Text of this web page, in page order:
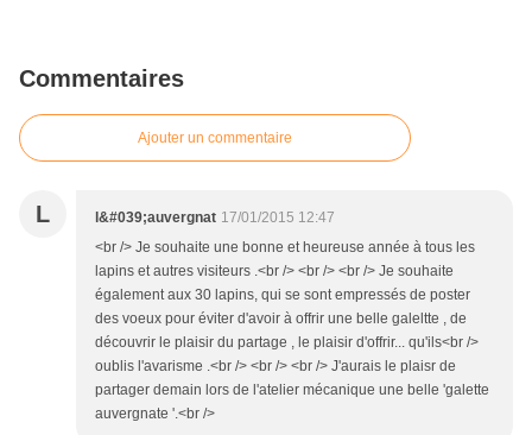
Commentaires
Ajouter un commentaire
L l&#039;auvergnat 17/01/2015 12:47
<br /> Je souhaite une bonne et heureuse année à tous les
lapins et autres visiteurs .<br /> <br /> <br /> Je souhaite
également aux 30 lapins, qui se sont empressés de poster
des voeux pour éviter d'avoir à offrir une belle galeltte , de
découvrir le plaisir du partage , le plaisir d'offrir... qu'ils<br />
oublis l'avarisme .<br /> <br /> <br /> J'aurais le plaisr de
partager demain lors de l'atelier mécanique une belle 'galette
auvergnate '.<br />